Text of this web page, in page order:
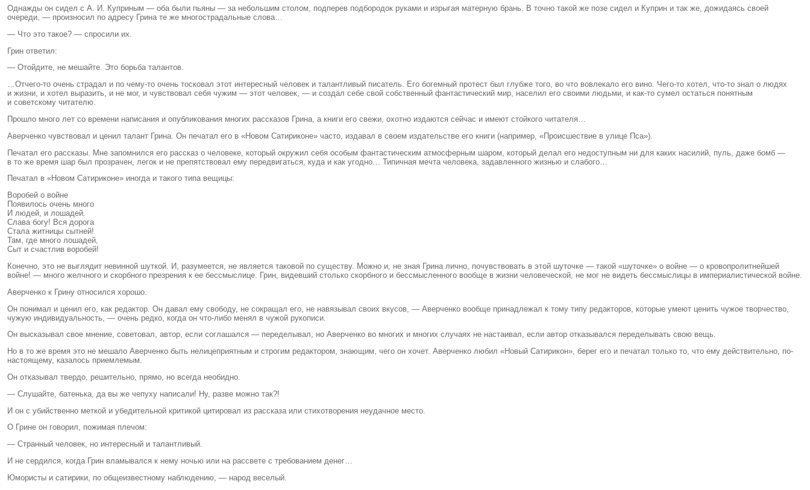
Однажды он сидел с А. И. Куприным — оба были пьяны — за небольшим столом, подперев подбородок руками и изрыгая матерную брань. В точно такой же позе сидел и Куприн и так же, дожидаясь своей
очереди, — произносил по адресу Грина те же многострадальные слова…
— Что это такое? — спросили их.
Грин ответил:
— Отойдите, не мешайте. Это борьба талантов.
…Отчего-то очень страдал и по чему-то очень тосковал этот интересный человек и талантливый писатель. Его богемный протест был глубже того, во что вовлекало его вино. Чего-то хотел, что-то знал о людях
и жизни, и хотел выразить, и не мог, и чувствовал себя чужим — этот человек, — и создал себе свой собственный фантастический мир, населил его своими людьми, и как-то сумел остаться понятным
и советскому читателю.
Прошло много лет со времени написания и опубликования многих рассказов Грина, а книги его свежи, охотно издаются сейчас и имеют стойкого читателя…
Аверченко чувствовал и ценил талант Грина. Он печатал его в «Новом Сатириконе» часто, издавал в своем издательстве его книги (например, «Происшествие в улице Пса»).
Печатал его рассказы. Мне запомнился его рассказ о человеке, который окружил себя особым фантастическим атмосферным шаром, который делал его недоступным ни для каких насилий, пуль, даже бомб —
в то же время шар был прозрачен, легок и не препятствовал ему передвигаться, куда и как угодно… Типичная мечта человека, задавленного жизнью и слабого…
Печатал в «Новом Сатириконе» иногда и такого типа вещицы:
Воробей о войне
Появилось очень много
И людей, и лошадей.
Слава богу! Вся дорога
Стала житницы сытней!
Там, где много лошадей,
Сыт и счастлив воробей!
Конечно, это не выглядит невинной шуткой. И, разумеется, не является таковой по существу. Можно и, не зная Грина лично, почувствовать в этой шуточке — такой «шуточке» о войне — о кровопролитнейшей
войне! — много желчного и скорбного презрения к ее бессмыслице. Грин, видевший столько скорбного и бессмысленного вообще в жизни человеческой, не мог не видеть бессмыслицы в империалистической войне.
Аверченко к Грину относился хорошо.
Он понимал и ценил его, как редактор. Он давал ему свободу, не сокращал его, не навязывал своих вкусов, — Аверченко вообще принадлежал к тому типу редакторов, которые умеют ценить чужое творчество,
чужую индивидуальность, — очень редко, когда он что-либо менял в чужой рукописи.
Он высказывал свое мнение, советовал, автор, если соглашался — переделывал, но Аверченко во многих и многих случаях не настаивал, если автор отказывался переделывать свою вещь.
Но в то же время это не мешало Аверченко быть нелицеприятным и строгим редактором, знающим, чего он хочет. Аверченко любил «Новый Сатирикон», берег его и печатал только то, что ему действительно, по-
настоящему, казалось приемлемым.
Он отказывал твердо, решительно, прямо, но всегда необидно.
— Слушайте, батенька, да вы же чепуху написали! Ну, разве можно так?!
И он с убийственно меткой и убедительной критикой цитировал из рассказа или стихотворения неудачное место.
О Грине он говорил, пожимая плечом:
— Странный человек, но интересный и талантливый.
И не сердился, когда Грин вламывался к нему ночью или на рассвете с требованием денег…
Юмористы и сатирики, по общеизвестному наблюдению, — народ веселый.